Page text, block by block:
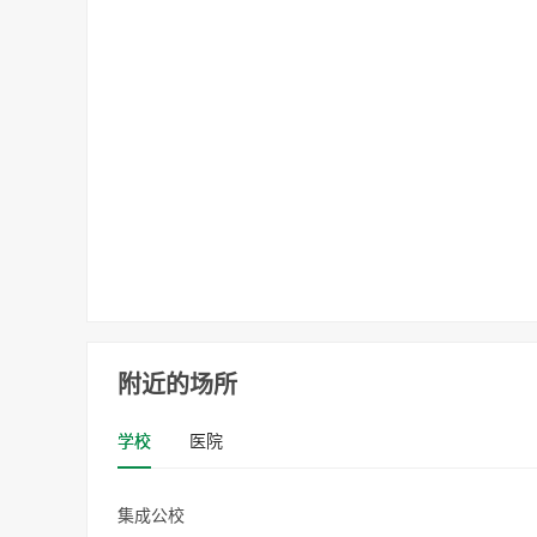
附近的场所
学校 医院
集成公校